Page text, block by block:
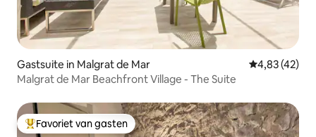
Gastsuite in Malgrat de Mar Gemiddelde
4,83 (42)
Malgrat de Mar Beachfront Village - The Suite
Topfavoriet van gasten
Favoriet van gasten